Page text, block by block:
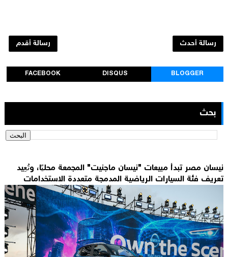
رسالة أحدث رسالة أقدم
BLOGGER
DISQUS
FACEBOOK
بحث
نيسان مصر تبدأ مبيعات "نيسان ماجنيت" المجمعة محليًا، وتُعِيد
تعريف فئة السيارات الرياضية المدمجة متعددة الاستخدامات